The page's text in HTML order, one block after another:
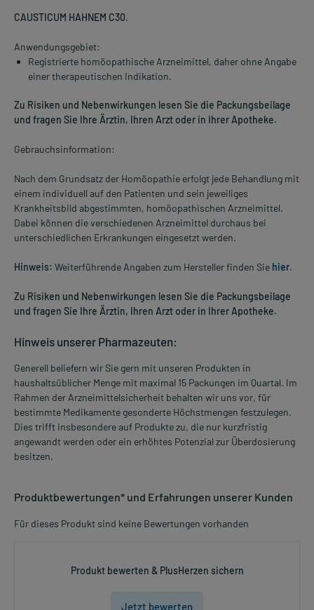
CAUSTICUM HAHNEM C30.
Anwendungsgebiet:
Registrierte homöopathische Arzneimittel, daher ohne Angabe
einer therapeutischen Indikation.
Zu Risiken und Nebenwirkungen lesen Sie die Packungsbeilage
und fragen Sie Ihre Ärztin, Ihren Arzt oder in Ihrer Apotheke.
Gebrauchsinformation:
Nach dem Grundsatz der Homöopathie erfolgt jede Behandlung mit
einem individuell auf den Patienten und sein jeweiliges
Krankheitsbild abgestimmten, homöopathischen Arzneimittel.
Dabei können die verschiedenen Arzneimittel durchaus bei
unterschiedlichen Erkrankungen eingesetzt werden.
Hinweis: Weiterführende Angaben zum Hersteller finden Sie hier.
Zu Risiken und Nebenwirkungen lesen Sie die Packungsbeilage
und fragen Sie Ihre Ärztin, Ihren Arzt oder in Ihrer Apotheke.
Hinweis unserer Pharmazeuten:
Generell beliefern wir Sie gern mit unseren Produkten in
haushaltsüblicher Menge mit maximal 15 Packungen im Quartal. Im
Rahmen der Arzneimittelsicherheit behalten wir uns vor, für
bestimmte Medikamente gesonderte Höchstmengen festzulegen.
Dies trifft insbesondere auf Produkte zu, die nur kurzfristig
angewandt werden oder ein erhöhtes Potenzial zur Überdosierung
besitzen.
Produktbewertungen* und Erfahrungen unserer Kunden
Für dieses Produkt sind keine Bewertungen vorhanden
Produkt bewerten & PlusHerzen sichern
Jetzt bewerten